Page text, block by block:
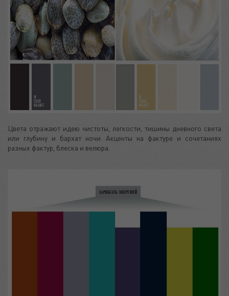
Цвета отражают идею чистоты, легкости, тишины дневного света
или глубину и бархат ночи. Акценты на фактуре и сочетаниях
разных фактур, блеска и велюра.